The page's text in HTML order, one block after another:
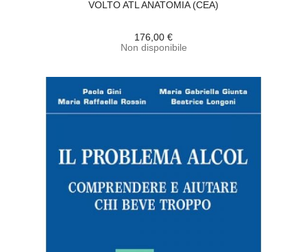
VOLTO ATL ANATOMIA (CEA)
176,00 €
Non disponibile